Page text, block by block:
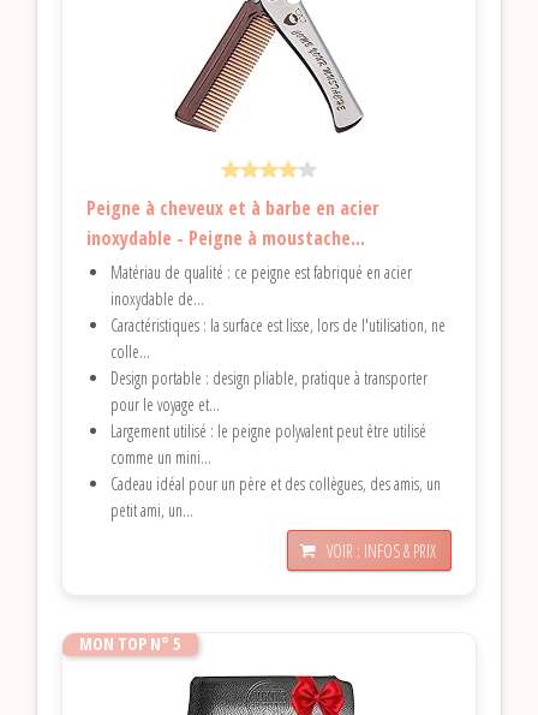
Peigne à cheveux et à barbe en acier
inoxydable - Peigne à moustache...
Matériau de qualité : ce peigne est fabriqué en acier
inoxydable de...
Caractéristiques : la surface est lisse, lors de l'utilisation, ne
colle...
Design portable : design pliable, pratique à transporter
pour le voyage et...
Largement utilisé : le peigne polyvalent peut être utilisé
comme un mini...
Cadeau idéal pour un père et des collègues, des amis, un
petit ami, un...
VOIR : INFOS & PRIX
MON TOP N° 5